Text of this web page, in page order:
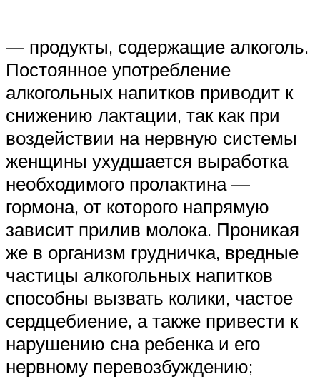
— продукты, содержащие алкоголь.
Постоянное употребление
алкогольных напитков приводит к
снижению лактации, так как при
воздействии на нервную системы
женщины ухудшается выработка
необходимого пролактина —
гормона, от которого напрямую
зависит прилив молока. Проникая
же в организм грудничка, вредные
частицы алкогольных напитков
способны вызвать колики, частое
сердцебиение, а также привести к
нарушению сна ребенка и его
нервному перевозбуждению;